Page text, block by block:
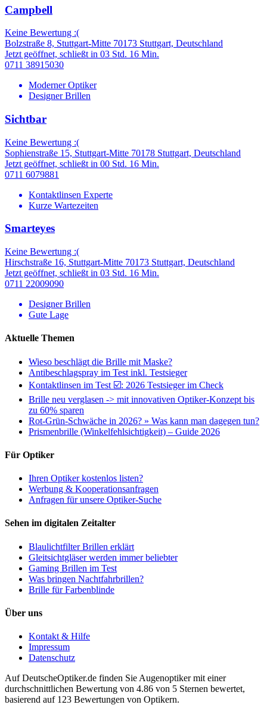
Campbell
Keine Bewertung :(
Bolzstraße 8, Stuttgart-Mitte 70173 Stuttgart, Deutschland
Jetzt geöffnet, schließt in 03 Std. 16 Min.
0711 38915030
Moderner Optiker
Designer Brillen
Sichtbar
Keine Bewertung :(
Sophienstraße 15, Stuttgart-Mitte 70178 Stuttgart, Deutschland
Jetzt geöffnet, schließt in 00 Std. 16 Min.
0711 6079881
Kontaktlinsen Experte
Kurze Wartezeiten
Smarteyes
Keine Bewertung :(
Hirschstraße 16, Stuttgart-Mitte 70173 Stuttgart, Deutschland
Jetzt geöffnet, schließt in 03 Std. 16 Min.
0711 22009090
Designer Brillen
Gute Lage
Aktuelle Themen
Wieso beschlägt die Brille mit Maske?
Antibeschlagspray im Test inkl. Testsieger
Kontaktlinsen im Test ☑️: 2026 Testsieger im Check
Brille neu verglasen -> mit innovativen Optiker-Konzept bis
zu 60% sparen
Rot-Grün-Schwäche in 2026? » Was kann man dagegen tun?
Prismenbrille (Winkelfehlsichtigkeit) – Guide 2026
Für Optiker
Ihren Optiker kostenlos listen?
Werbung & Kooperationsanfragen
Anfragen für unsere Optiker-Suche
Sehen im digitalen Zeitalter
Blaulichtfilter Brillen erklärt
Gleitsichtgläser werden immer beliebter
Gaming Brillen im Test
Was bringen Nachtfahrbrillen?
Brille für Farbenblinde
Über uns
Kontakt & Hilfe
Impressum
Datenschutz
AufDeutscheOptiker.de finden Sie Augenoptiker mit einer
durchschnittlichen Bewertung von 4.86 von 5 Sternen bewertet,
basierend auf 123 Bewertungen von Optikern.